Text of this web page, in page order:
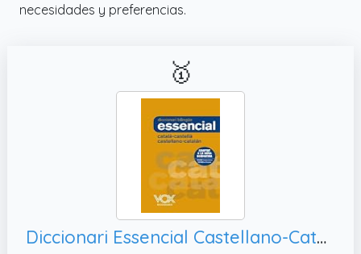
necesidades y preferencias.
🥇
Diccionari Essencial Castellano-Catalán / Català-Castellà (VOX - Lengua Catalana - Diccionarios Generales)